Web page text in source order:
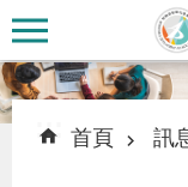
跳到主要內容區塊
:::
::: 首頁 訊